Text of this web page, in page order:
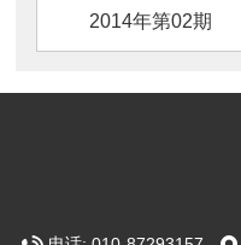
2014年第02期